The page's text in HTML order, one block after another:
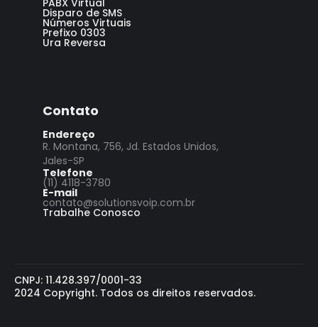
PABX Virtual
Disparo de SMS
Números Virtuais
Prefixo 0303
Ura Reversa
Contato
Endereço
R. Montana, 756, Jd. Estados Unidos,
Jales-SP
Telefone
(11) 4118-3780
E-mail
contato@solutionsvoip.com.br
Trabalhe Conosco
CNPJ: 11.428.397/0001-33
2024 Copyright. Todos os direitos reservados.